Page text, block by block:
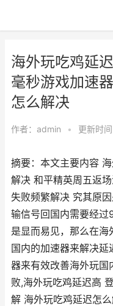
海外玩吃鸡延
毫秒游戏加速
怎么解决
作者： admin • 更新时
摘要：本文主要内容
解决 和平精英周五返
失败频繁解决 究其原
输信号回国内需要经
是显而易见，那么在海
国内的加速器来解决
器来有效改善海外玩国
败,海外玩吃鸡延迟高
解 海外玩吃鸡延迟怎